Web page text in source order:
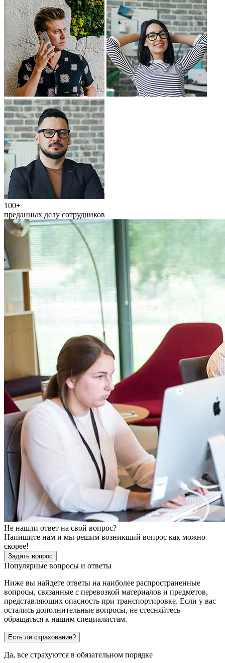
100+
преданных делу сотрудников
Не нашли ответ на свой вопрос?
Напишите нам и мы решим возникший вопрос как можно
скорее!
Задать вопрос
Популярные вопросы и ответы
Ниже вы найдете ответы на наиболее распространенные
вопросы, связанные с перевозкой материалов и предметов,
представляющих опасность при транспортировке. Если у вас
остались дополнительные вопросы, не стесняйтесь
обращаться к нашим специалистам.
Есть ли страхование?
Да, все страхуются в обязательном порядке